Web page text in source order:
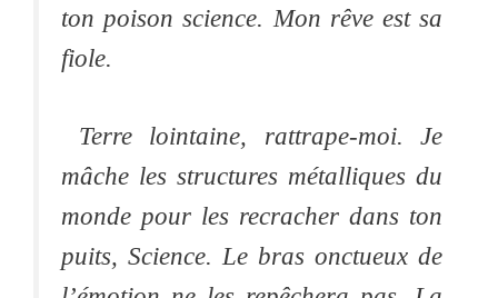
ton poison science. Mon rêve est sa
fiole.
Terre lointaine, rattrape-moi. Je
mâche les structures métalliques du
monde pour les recracher dans ton
puits, Science. Le bras onctueux de